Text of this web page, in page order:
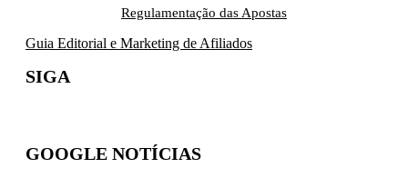
Regulamentação das Apostas
Guia Editorial e Marketing de Afiliados
SIGA
GOOGLE NOTÍCIAS